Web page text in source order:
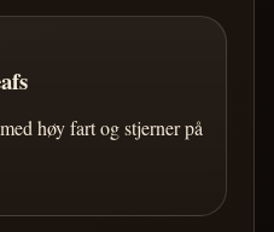
høy fart og stjerner på